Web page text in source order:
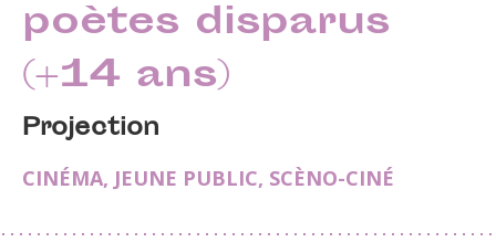
poètes disparus
(+14 ans)
Projection
CINÉMA, JEUNE PUBLIC, SCÈNO-CINÉ